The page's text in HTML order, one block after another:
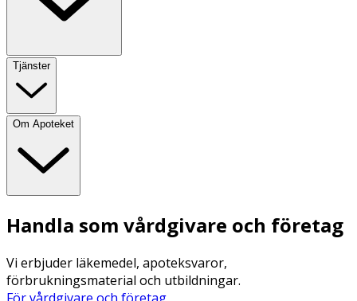
Tjänster
Om Apoteket
Handla som vårdgivare och företag
Vi erbjuder läkemedel, apoteksvaror,
förbrukningsmaterial och utbildningar.